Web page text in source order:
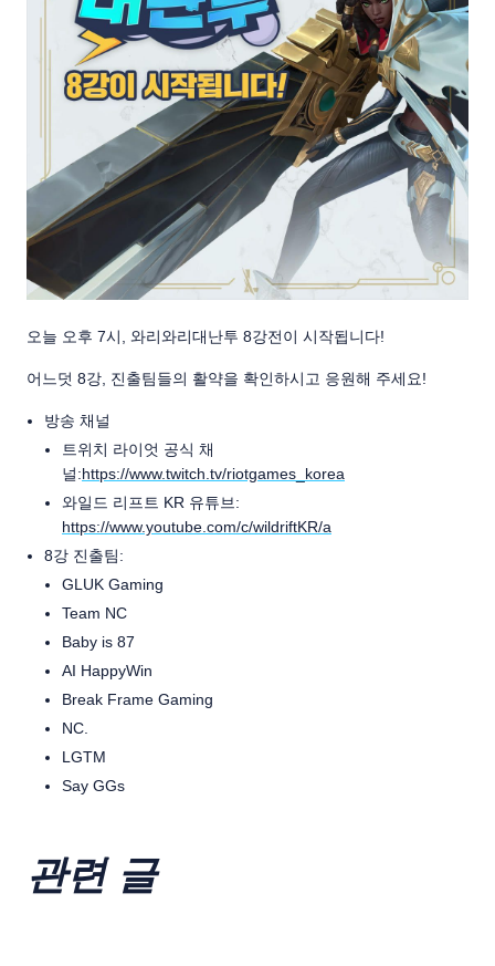
오늘 오후 7시, 와리와리대난투 8강전이 시작됩니다!
어느덧 8강, 진출팀들의 활약을 확인하시고 응원해 주세요!
방송 채널
트위치 라이엇 공식 채
널:https://www.twitch.tv/riotgames_korea
와일드 리프트 KR 유튜브:
https://www.youtube.com/c/wildriftKR/a
8강 진출팀:
GLUK Gaming
Team NC
Baby is 87
AI HappyWin
Break Frame Gaming
NC.
LGTM
Say GGs
관련 글